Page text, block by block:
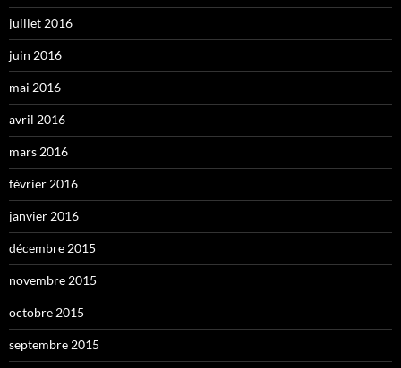
juillet 2016
juin 2016
mai 2016
avril 2016
mars 2016
février 2016
janvier 2016
décembre 2015
novembre 2015
octobre 2015
septembre 2015